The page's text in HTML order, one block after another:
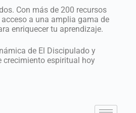
Con más de 200 recursos
a una amplia gama de
enriquecer tu aprendizaje.
de El Discipulado y
crecimiento espiritual hoy